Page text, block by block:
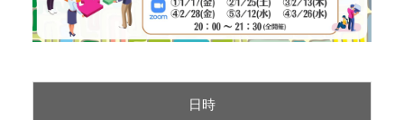
日時